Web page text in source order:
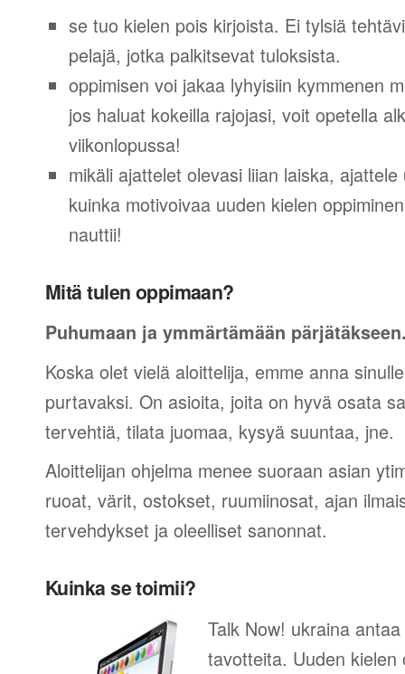
se tuo kielen pois kirjoista. Ei tylsiä
pelajä, jotka palkitsevat tuloksista.
oppimisen voi jakaa lyhyisiin kymmenen
jos haluat kokeilla rajojasi, voit opetella
viikonlopussa!
mikäli ajattelet olevasi liian laiska,
kuinka motivoivaa uuden kielen
nauttii!
Mitä tulen oppimaan?
Puhumaan ja ymmärtämään
Koska olet vielä aloittelija, emme anna
purtavaksi. On asioita, joita on hyvä osata
tervehtiä, tilata juomaa, kysyä suuntaa, jne.
Aloittelijan ohjelma menee suoraan asian
ruoat, värit, ostokset, ruumiinosat, ajan
tervehdykset ja oleelliset sanonnat.
Kuinka se toimii?
Talk Now! ukraina
tavotteita. Uuden